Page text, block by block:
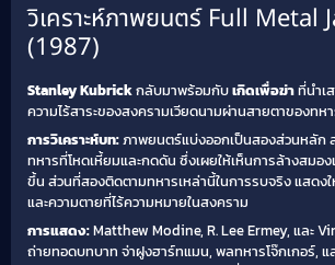
วิเคราะห์ภาพยนตร์ Full Metal
(1987)
Stanley Kubrickกลับมาพร้อมกับเกิดเพื่อฆ่าที่นำเ
ความไร้สาระของสงครามเวียดนามผ่านสายตาของทห
การวิเคราะห์บท:ภาพยนตร์แบ่งออกเป็นสองส่วนหลัก
ทหารที่โหดเหี้ยมและกดดัน ซึ่งเผยให้เห็นการล้างสมอ
ขึ้น ส่วนที่สองติดตามทหารเหล่านี้ในการรบจริง แสดง
และความตายที่ไร้ความหมายในสงคราม
การแสดง:Matthew Modine, R. Lee Ermey, และ
ถ่ายทอดบทบาท จ่าฝูงฮาร์ทแมน, พลทหารโจ๊กเกอร์, แ